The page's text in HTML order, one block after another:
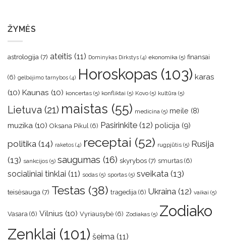
ŽYMĖS
astrologija (7) ateitis (11) Dominykas Dirkstys (4) ekonomika (5) finansai
(6) gelbėjimo tarnybos (4) Horoskopas (103) karas
(10) Kaunas (10) koncertas (5) konfliktai (5) Kovo (5) kultūra (5)
Lietuva (21) maistas (55) medicina (5) meile (8)
muzika (10) Oksana Pikul (6) Pasirinkite (12) policija (9)
politika (14) raketos (4) receptai (52) rugpjūtis (5) Rusija
(13) sankcijos (5) saugumas (16) skyrybos (7) smurtas (6)
socialiniai tinklai (11) sodas (5) sportas (5) sveikata (13)
teisėsauga (7) Testas (38) tragedija (6) Ukraina (12) vaikai (5)
Vasara (6) Vilnius (10) Vyriausybė (6) Zodiakas (5) Zodiako
Zenklai (101) šeima (11)